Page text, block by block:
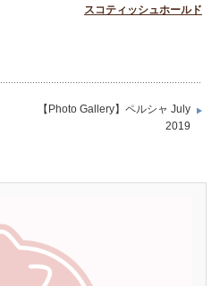
スコティッシュホールド
【Photo Gallery】ペルシャ July
2019